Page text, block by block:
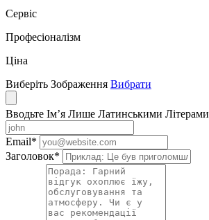
Сервіс
Професіоналізм
Ціна
Виберіть Зображення Вибрати
Вводьте Ім’я Лише Латинськими Літерами
Email*
Заголовок*